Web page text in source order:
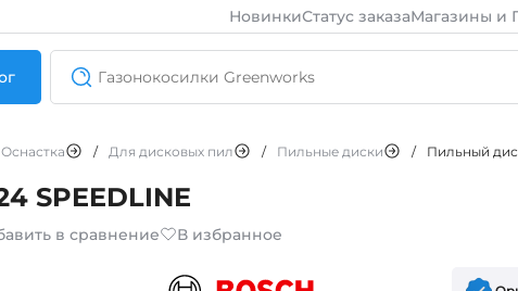
НовинкиСтатус заказаМагазины и
Оснастка / Для дисковых пил / Пильные диски / Пильный
SPEEDLINE
в сравнение В избранное